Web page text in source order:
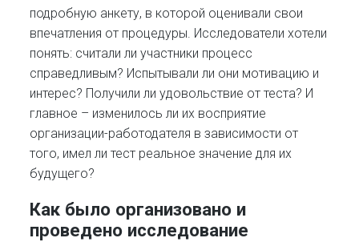
подробную анкету, в которой оценивали свои
впечатления от процедуры. Исследователи хотели
понять: считали ли участники процесс
справедливым? Испытывали ли они мотивацию и
интерес? Получили ли удовольствие от теста? И
главное – изменилось ли их восприятие
организации-работодателя в зависимости от
того, имел ли тест реальное значение для их
будущего?
Как было организовано и
проведено исследование